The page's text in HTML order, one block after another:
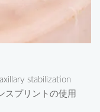
stabilization
スプリントの使用